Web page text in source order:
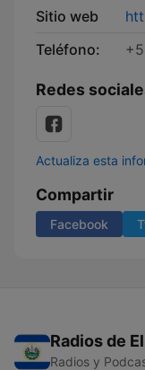
Sitio web
Teléfono:
Redes
Actualiza esta
Compartir
Facebook
Radios de
Radios y